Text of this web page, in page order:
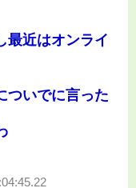
最近はオンライ
ついでに言った